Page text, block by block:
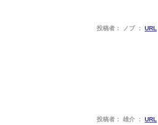
投稿者： ノブ ： URL
投稿者： 雄介 ： URL